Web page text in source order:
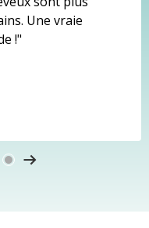
Une vraie
!"